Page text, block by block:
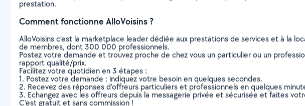
prestation.
Comment fonctionne AlloVoisins ?
AlloVoisins c’est la marketplace leader dédiée aux prestations de services et à la
de membres, dont 300 000 professionnels.
Postez votre demande et trouvez proche de chez vous un particulier ou un
rapport qualité/prix.
Facilitez votre quotidien en 3 étapes :
1. Postez votre demande : indiquez votre besoin en quelques secondes.
2. Recevez des réponses d’offreurs particuliers et professionnels en quelques
3. Echangez avec les offreurs depuis la messagerie privée et sécurisée et faites
C’est gratuit et sans commission !